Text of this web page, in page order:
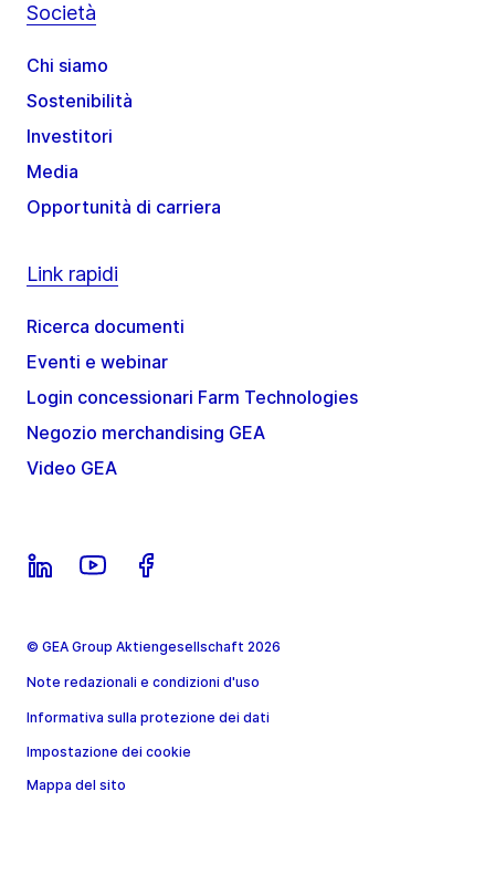
Società
Chi siamo
Sostenibilità
Investitori
Media
Opportunità di carriera
Link rapidi
Ricerca documenti
Eventi e webinar
Login concessionari Farm Technologies
Negozio merchandising GEA
Video GEA
© GEA Group Aktiengesellschaft 2026
Note redazionali e condizioni d'uso
Informativa sulla protezione dei dati
Impostazione dei cookie
Mappa del sito